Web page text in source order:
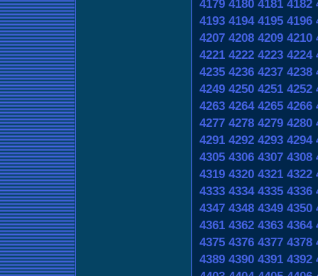
4179 4180 4181 4182
4193 4194 4195 4196
4207 4208 4209 4210
4221 4222 4223 4224
4235 4236 4237 4238
4249 4250 4251 4252
4263 4264 4265 4266
4277 4278 4279 4280
4291 4292 4293 4294
4305 4306 4307 4308
4319 4320 4321 4322
4333 4334 4335 4336
4347 4348 4349 4350
4361 4362 4363 4364
4375 4376 4377 4378
4389 4390 4391 4392